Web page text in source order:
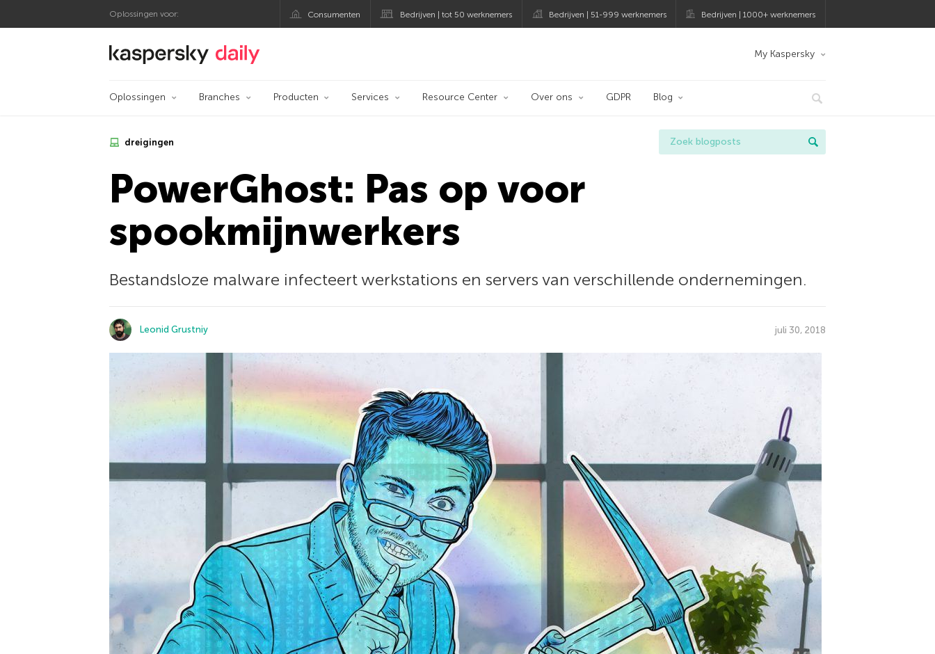
Oplossingen voor: Consumenten Bedrijven | tot 50 werknemers Bedrijven | 51-999 werknemers Bedrijven | 1000+ werknemers
Kaspersky official blog My Kaspersky
Oplossingen Branches Producten Services Resource Center Over ons GDPR Blog
dreigingen
PowerGhost: Pas op voor
spookmijnwerkers
Bestandsloze malware infecteert werkstations en servers van verschillende ondernemingen.
Leonid Grustniy juli 30, 2018